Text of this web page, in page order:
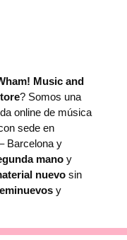
Music and
? Somos una
online de música
sede en
Barcelona y
mano y
nuevo sin
y